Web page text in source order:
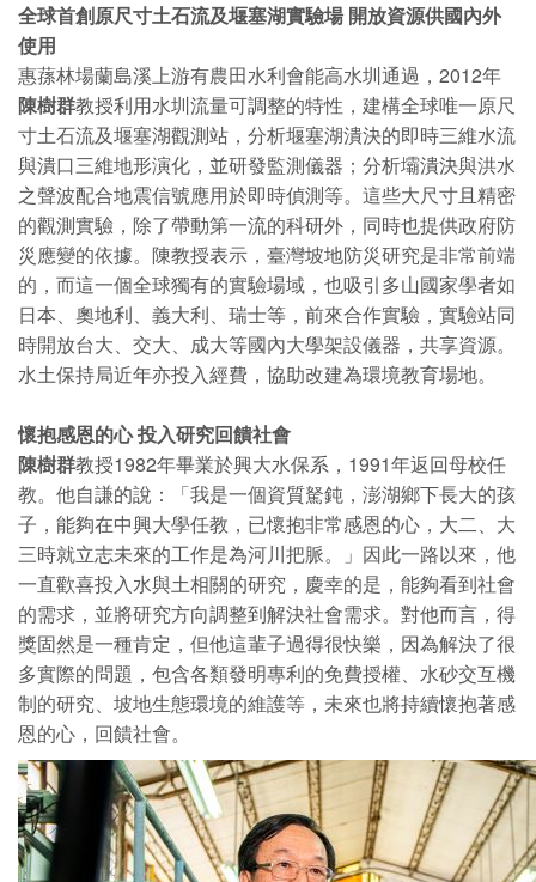
全球首創原尺寸土石流及堰塞湖實驗場 開放資源供國內外
使用
惠蓀林場蘭島溪上游有農田水利會能高水圳通過，2012年
陳樹群教授利用水圳流量可調整的特性，建構全球唯一原尺
寸土石流及堰塞湖觀測站，分析堰塞湖潰決的即時三維水流
與潰口三維地形演化，並研發監測儀器；分析壩潰決與洪水
之聲波配合地震信號應用於即時偵測等。這些大尺寸且精密
的觀測實驗，除了帶動第一流的科研外，同時也提供政府防
災應變的依據。陳教授表示，臺灣坡地防災研究是非常前端
的，而這一個全球獨有的實驗場域，也吸引多山國家學者如
日本、奧地利、義大利、瑞士等，前來合作實驗，實驗站同
時開放台大、交大、成大等國內大學架設儀器，共享資源。
水土保持局近年亦投入經費，協助改建為環境教育場地。
懷抱感恩的心 投入研究回饋社會
陳樹群教授1982年畢業於興大水保系，1991年返回母校任
教。他自謙的說：「我是一個資質駑鈍，澎湖鄉下長大的孩
子，能夠在中興大學任教，已懷抱非常感恩的心，大二、大
三時就立志未來的工作是為河川把脈。」因此一路以來，他
一直歡喜投入水與土相關的研究，慶幸的是，能夠看到社會
的需求，並將研究方向調整到解決社會需求。對他而言，得
獎固然是一種肯定，但他這輩子過得很快樂，因為解決了很
多實際的問題，包含各類發明專利的免費授權、水砂交互機
制的研究、坡地生態環境的維護等，未來也將持續懷抱著感
恩的心，回饋社會。